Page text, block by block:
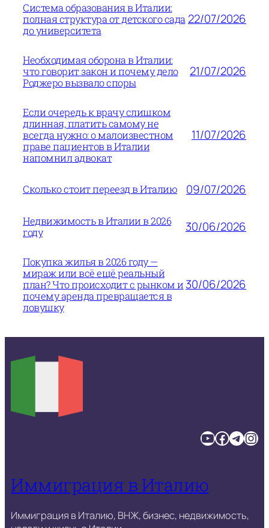
Система образования в Италии:
полная структура от детского сада
до университета
22/07/2026
Необходимая оборона в Италии:
что говорит закон и почему дело
Роджеро вызвало споры
21/07/2026
Если очередь к врачу слишком
длинная, платить самому не
всегда нужно: о малоизвестном
праве пациентов в Италии
напомнил адвокат
11/07/2026
Сколько стоит переезд в Италию 09/07/2026
Недвижимость в Италии в 2026
году
30/06/2026
Покупка жилья в 2026 году —
мираж или всё ещё реальный
план? Что происходит с рынком и
почему аренда превращается в
ловушку
30/06/2026
YouTube Facebook TelegramInstagram
Иммиграция в Италию
Иммиграция в Италию, ВНЖ, бизнес, недвижимость,